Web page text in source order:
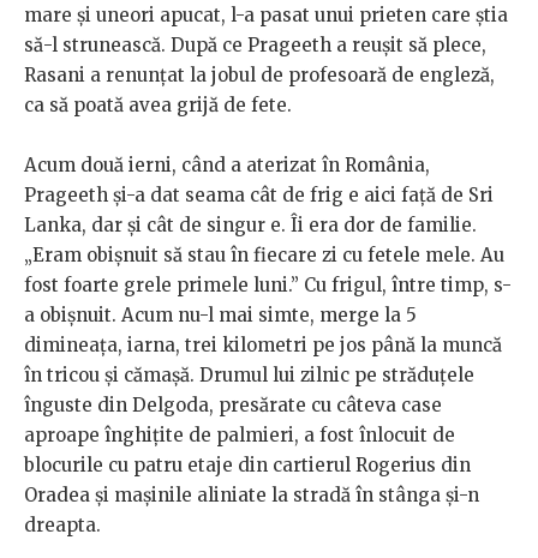
mare și uneori apucat, l-a pasat unui prieten care știa
să-l strunească. După ce Prageeth a reușit să plece,
Rasani a renunțat la jobul de profesoară de engleză,
ca să poată avea grijă de fete.
Acum două ierni, când a aterizat în România,
Prageeth și-a dat seama cât de frig e aici față de Sri
Lanka, dar și cât de singur e. Îi era dor de familie.
„Eram obișnuit să stau în fiecare zi cu fetele mele. Au
fost foarte grele primele luni.” Cu frigul, între timp, s-
a obișnuit. Acum nu-l mai simte, merge la 5
dimineața, iarna, trei kilometri pe jos până la muncă
în tricou și cămașă. Drumul lui zilnic pe străduțele
înguste din Delgoda, presărate cu câteva case
aproape înghițite de palmieri, a fost înlocuit de
blocurile cu patru etaje din cartierul Rogerius din
Oradea și mașinile aliniate la stradă în stânga și-n
dreapta.